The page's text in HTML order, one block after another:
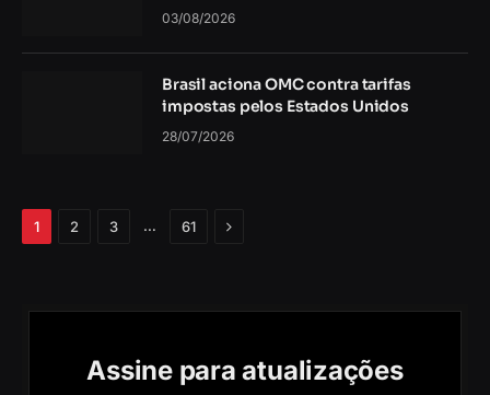
03/08/2026
Brasil aciona OMC contra tarifas
impostas pelos Estados Unidos
28/07/2026
1 2 3 … 61 Próximo
Assine para atualizações